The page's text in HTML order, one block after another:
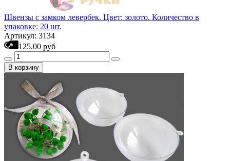
Швензы с замком левербек. Цвет: золото. Количество в
упаковке: 20 шт.
Артикул: 3134
125.00 руб
В корзину